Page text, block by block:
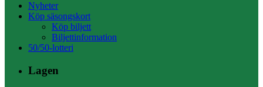
Nyheter
Köp säsongskort
Köp biljett
Biljettinformation
50/50-lotteri
Lagen